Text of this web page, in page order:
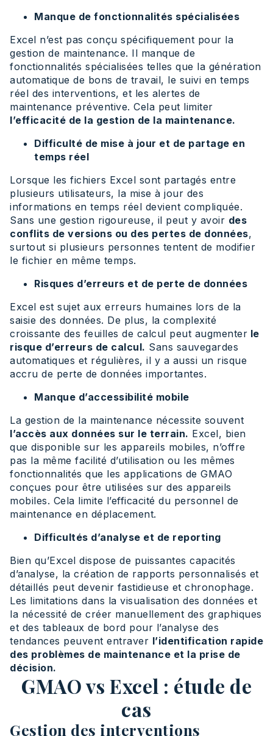
Manque de fonctionnalités spécialisées
Excel n’est pas conçu spécifiquement pour la
gestion de maintenance. Il manque de
fonctionnalités spécialisées telles que la génération
automatique de bons de travail, le suivi en temps
réel des interventions, et les alertes de
maintenance préventive. Cela peut limiter
l’efficacité de la gestion de la maintenance.
Difficulté de mise à jour et de partage en
temps réel
Lorsque les fichiers Excel sont partagés entre
plusieurs utilisateurs, la mise à jour des
informations en temps réel devient compliquée.
Sans une gestion rigoureuse, il peut y avoir des
conflits de versions ou des pertes de données,
surtout si plusieurs personnes tentent de modifier
le fichier en même temps.
Risques d’erreurs et de perte de données
Excel est sujet aux erreurs humaines lors de la
saisie des données. De plus, la complexité
croissante des feuilles de calcul peut augmenter le
risque d’erreurs de calcul. Sans sauvegardes
automatiques et régulières, il y a aussi un risque
accru de perte de données importantes.
Manque d’accessibilité mobile
La gestion de la maintenance nécessite souvent
l’accès aux données sur le terrain. Excel, bien
que disponible sur les appareils mobiles, n’offre
pas la même facilité d’utilisation ou les mêmes
fonctionnalités que les applications de GMAO
conçues pour être utilisées sur des appareils
mobiles. Cela limite l’efficacité du personnel de
maintenance en déplacement.
Difficultés d’analyse et de reporting
Bien qu’Excel dispose de puissantes capacités
d’analyse, la création de rapports personnalisés et
détaillés peut devenir fastidieuse et chronophage.
Les limitations dans la visualisation des données et
la nécessité de créer manuellement des graphiques
et des tableaux de bord pour l’analyse des
tendances peuvent entraver l’identification rapide
des problèmes de maintenance et la prise de
décision.
GMAO vs Excel : étude de
cas
Gestion des interventions